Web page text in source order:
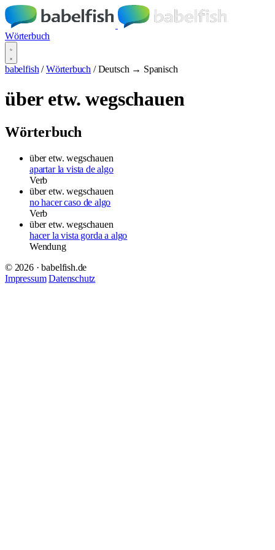
Wörterbuch
babelfish / Wörterbuch / Deutsch → Spanisch
über etw. wegschauen
Wörterbuch
über etw. wegschauen
apartar la vista de algo
Verb
über etw. wegschauen
no hacer caso de algo
Verb
über etw. wegschauen
hacer la vista gorda a algo
Wendung
© 2026 · babelfish.de
Impressum Datenschutz